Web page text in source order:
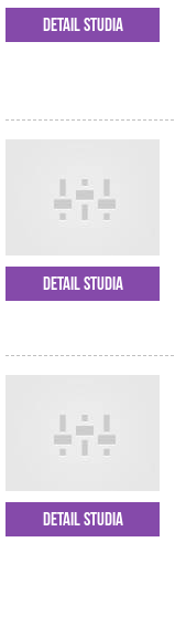
Detail studia
Detail studia
Detail studia